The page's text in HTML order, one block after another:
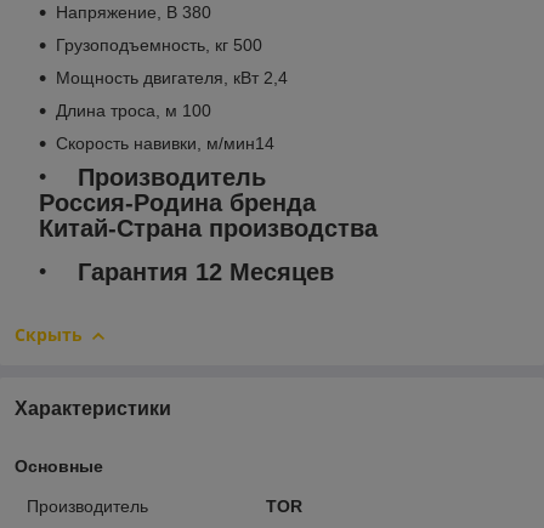
Напряжение, В 380
Грузоподъемность, кг 500
Мощность двигателя, кВт 2,4
Длина троса, м 100
Скорость навивки, м/мин14
Производитель
Россия-Родина бренда
Китай-Страна производства
Гарантия 12 Месяцев
Скрыть
Характеристики
Основные
Производитель
TOR